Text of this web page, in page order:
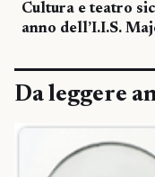
Cultura e teatro
anno dell’I.I.S.
Da leggere